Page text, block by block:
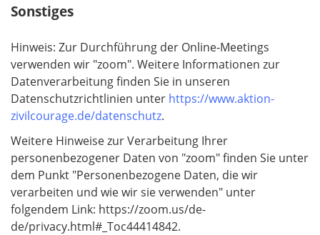
h
f
e
l
d
Sonstiges
Hinweis: Zur Durchführung der Online-Meetings
verwenden wir "zoom". Weitere Informationen zur
Datenverarbeitung finden Sie in unseren
Datenschutzrichtlinien unter https://www.aktion-
zivilcourage.de/datenschutz.
Weitere Hinweise zur Verarbeitung Ihrer
personenbezogener Daten von "zoom" finden Sie unter
dem Punkt "Personenbezogene Daten, die wir
verarbeiten und wie wir sie verwenden" unter
folgendem Link: https://zoom.us/de-
de/privacy.html#_Toc44414842.